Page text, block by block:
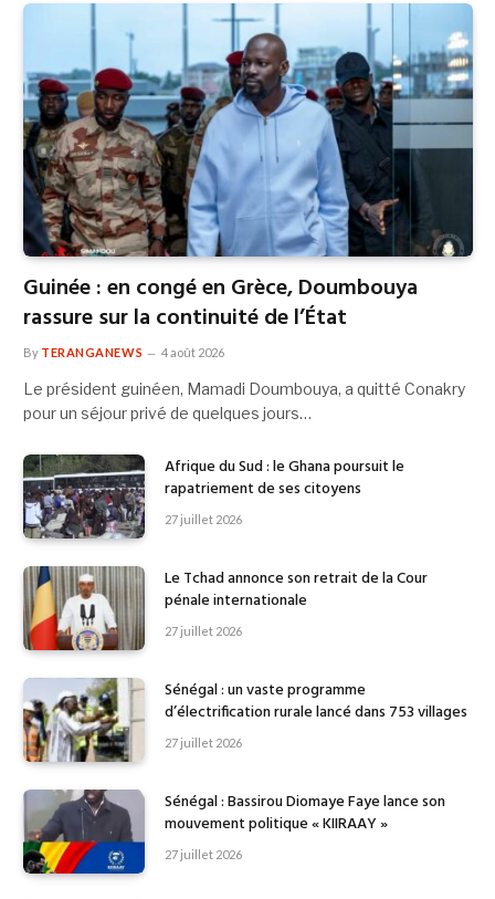
Guinée : en congé en Grèce, Doumbouya
rassure sur la continuité de l’État
By TERANGANEWS 4 août 2026
Le président guinéen, Mamadi Doumbouya, a quitté Conakry
pour un séjour privé de quelques jours…
Afrique du Sud : le Ghana poursuit le
rapatriement de ses citoyens
27 juillet 2026
Le Tchad annonce son retrait de la Cour
pénale internationale
27 juillet 2026
Sénégal : un vaste programme
d’électrification rurale lancé dans 753 villages
27 juillet 2026
Sénégal : Bassirou Diomaye Faye lance son
mouvement politique « KIIRAAY »
27 juillet 2026